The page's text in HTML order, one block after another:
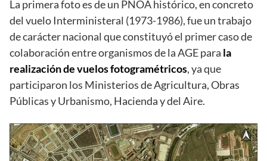
La primera foto es de un PNOA histórico, en concreto
del vuelo Interministeral (1973-1986), fue un trabajo
de carácter nacional que constituyó el primer caso de
colaboración entre organismos de la AGE para la
realización de vuelos fotogramétricos, ya que
participaron los Ministerios de Agricultura, Obras
Públicas y Urbanismo, Hacienda y del Aire.